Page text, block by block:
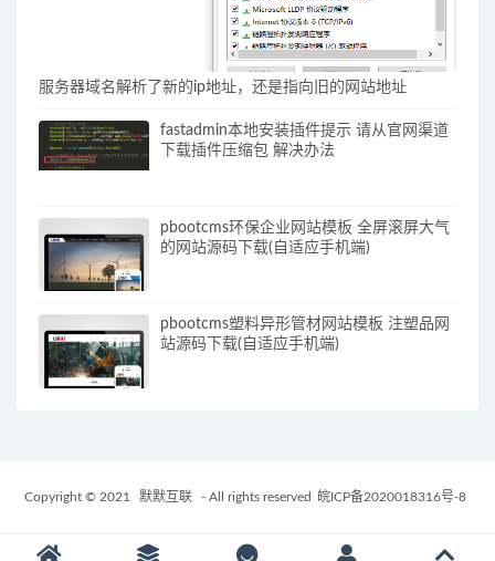
服务器域名解析了新的ip地址，还是指向旧的网站地址
fastadmin本地安装插件提示 请从官网渠道
下载插件压缩包 解决办法
pbootcms环保企业网站模板 全屏滚屏大气
的网站源码下载(自适应手机端)
pbootcms塑料异形管材网站模板 注塑品网
站源码下载(自适应手机端)
Copyright © 2021 默默互联 - All rights reserved 皖ICP备2020018316号-8